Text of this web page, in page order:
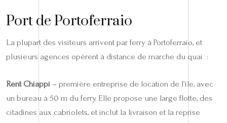
Port de Portoferraio
La plupart des visiteurs arrivent par ferry à Portoferraio, et
plusieurs agences opèrent à distance de marche du quai :
Rent Chiappi – première entreprise de location de l’île, avec
un bureau à 50 m du ferry. Elle propose une large flotte, des
citadines aux cabriolets, et inclut la livraison et la reprise